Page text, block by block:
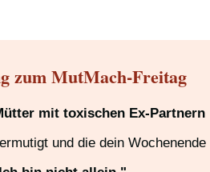
zum MutMach-Freitag
mit toxischen Ex-Partnern
und die dein